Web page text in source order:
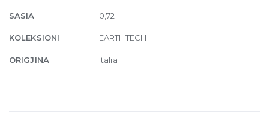
SASIA 0,72
KOLEKSIONI EARTHTECH
ORIGJINA Italia